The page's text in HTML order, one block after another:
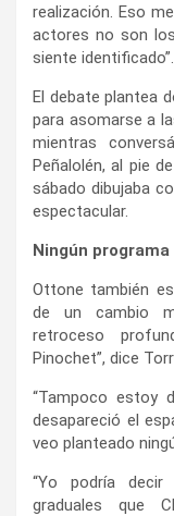
realización. Eso
actores no son
siente identificado”.
El debate plantea
para asomarse a
mientras
Peñalolén, al pie
sábado dibujaba
espectacular.
Ningún
Ottone también
de un cambio
retroceso
Pinochet”, dice
“Tampoco estoy
desapareció el
veo planteado
“Yo podría
graduales que